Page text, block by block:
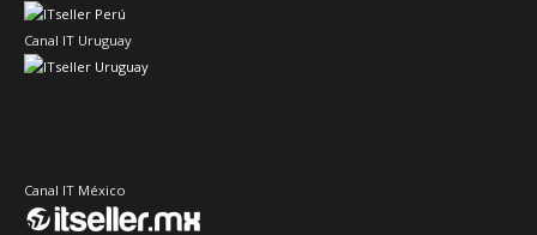
Canal IT Uruguay
Canal IT México